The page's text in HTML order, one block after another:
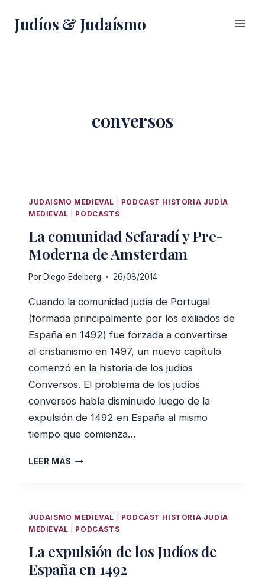
Judíos & Judaísmo
conversos
JUDAISMO MEDIEVAL
PODCAST HISTORIA JUDÍA
MEDIEVAL
PODCASTS
La comunidad Sefaradí y Pre-
Moderna de Amsterdam
Por Diego Edelberg 26/08/2014
Cuando la comunidad judía de Portugal
(formada principalmente por los exiliados de
España en 1492) fue forzada a convertirse
al cristianismo en 1497, un nuevo capítulo
comenzó en la historia de los judíos
Conversos. El problema de los judíos
conversos había disminuido luego de la
expulsión de 1492 en España al mismo
tiempo que comienza…
LEER MÁS LA
MODERNA
DE
AMSTERDAM
JUDAISMO MEDIEVAL
PODCAST HISTORIA JUDÍA
MEDIEVAL
PODCASTS
La expulsión de los Judíos de
España en 1492